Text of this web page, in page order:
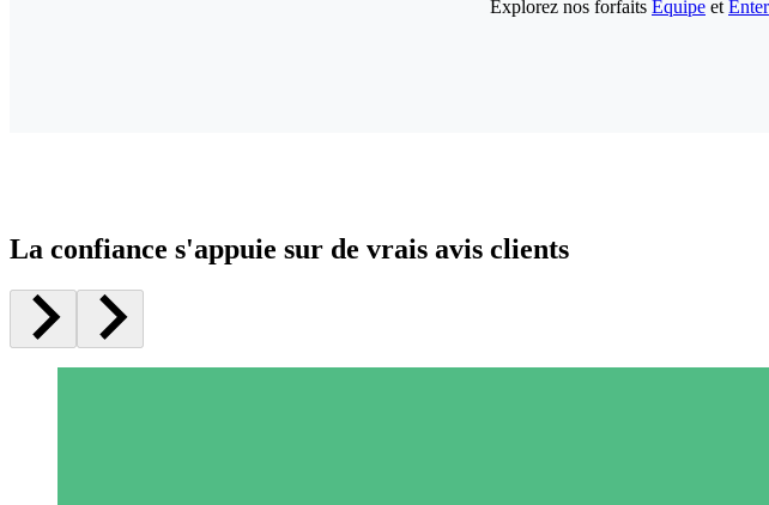
Explorez nos forfaits Équipe et
La confiance s'appuie sur de vrais avis clients